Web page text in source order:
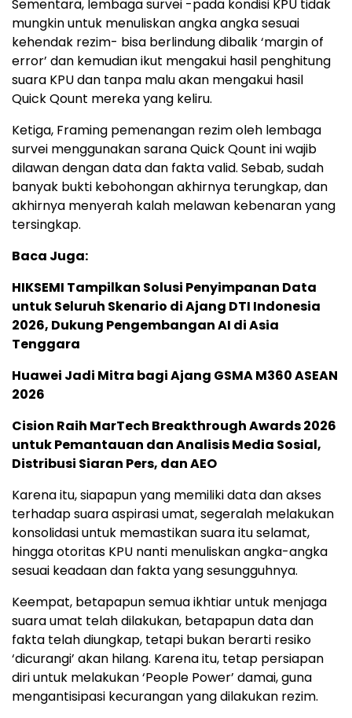
Sementara, lembaga survei -pada kondisi KPU tidak
mungkin untuk menuliskan angka angka sesuai
kehendak rezim- bisa berlindung dibalik ‘margin of
error’ dan kemudian ikut mengakui hasil penghitung
suara KPU dan tanpa malu akan mengakui hasil
Quick Qount mereka yang keliru.
Ketiga, Framing pemenangan rezim oleh lembaga
survei menggunakan sarana Quick Qount ini wajib
dilawan dengan data dan fakta valid. Sebab, sudah
banyak bukti kebohongan akhirnya terungkap, dan
akhirnya menyerah kalah melawan kebenaran yang
tersingkap.
Baca Juga:
HIKSEMI Tampilkan Solusi Penyimpanan Data
untuk Seluruh Skenario di Ajang DTI Indonesia
2026, Dukung Pengembangan AI di Asia
Tenggara
Huawei Jadi Mitra bagi Ajang GSMA M360 ASEAN
2026
Cision Raih MarTech Breakthrough Awards 2026
untuk Pemantauan dan Analisis Media Sosial,
Distribusi Siaran Pers, dan AEO
Karena itu, siapapun yang memiliki data dan akses
terhadap suara aspirasi umat, segeralah melakukan
konsolidasi untuk memastikan suara itu selamat,
hingga otoritas KPU nanti menuliskan angka-angka
sesuai keadaan dan fakta yang sesungguhnya.
Keempat, betapapun semua ikhtiar untuk menjaga
suara umat telah dilakukan, betapapun data dan
fakta telah diungkap, tetapi bukan berarti resiko
‘dicurangi’ akan hilang. Karena itu, tetap persiapan
diri untuk melakukan ‘People Power’ damai, guna
mengantisipasi kecurangan yang dilakukan rezim.